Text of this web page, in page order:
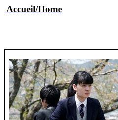
Accueil/Home